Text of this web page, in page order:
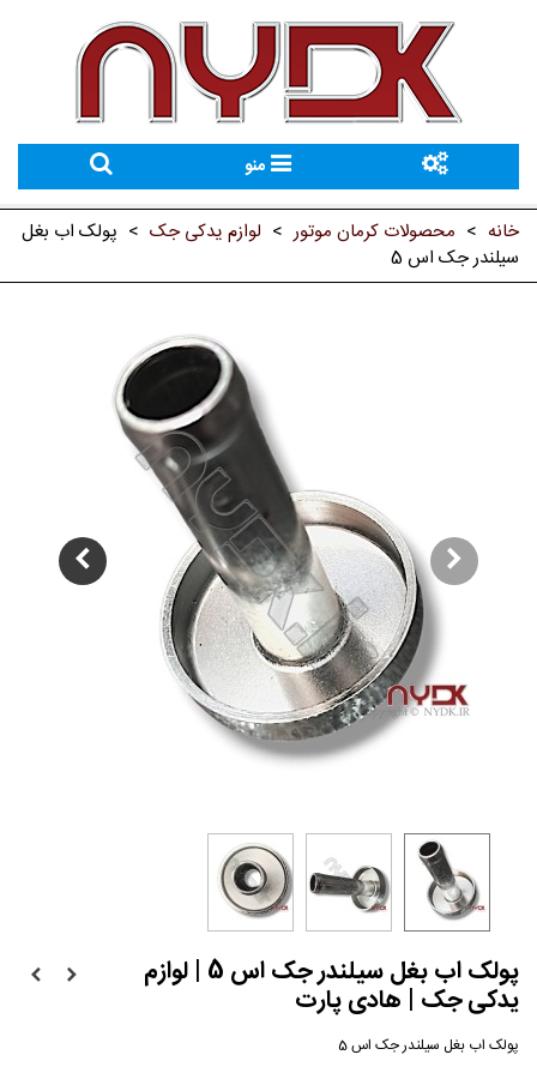
منو
خانه > محصولات کرمان موتور > لوازم یدکی جک > پولک اب بغل
سیلندر جک اس 5
پولک اب بغل سیلندر جک اس 5 | لوازم
یدکی جک | هادی پارت
پولک اب بغل سیلندر جک اس 5